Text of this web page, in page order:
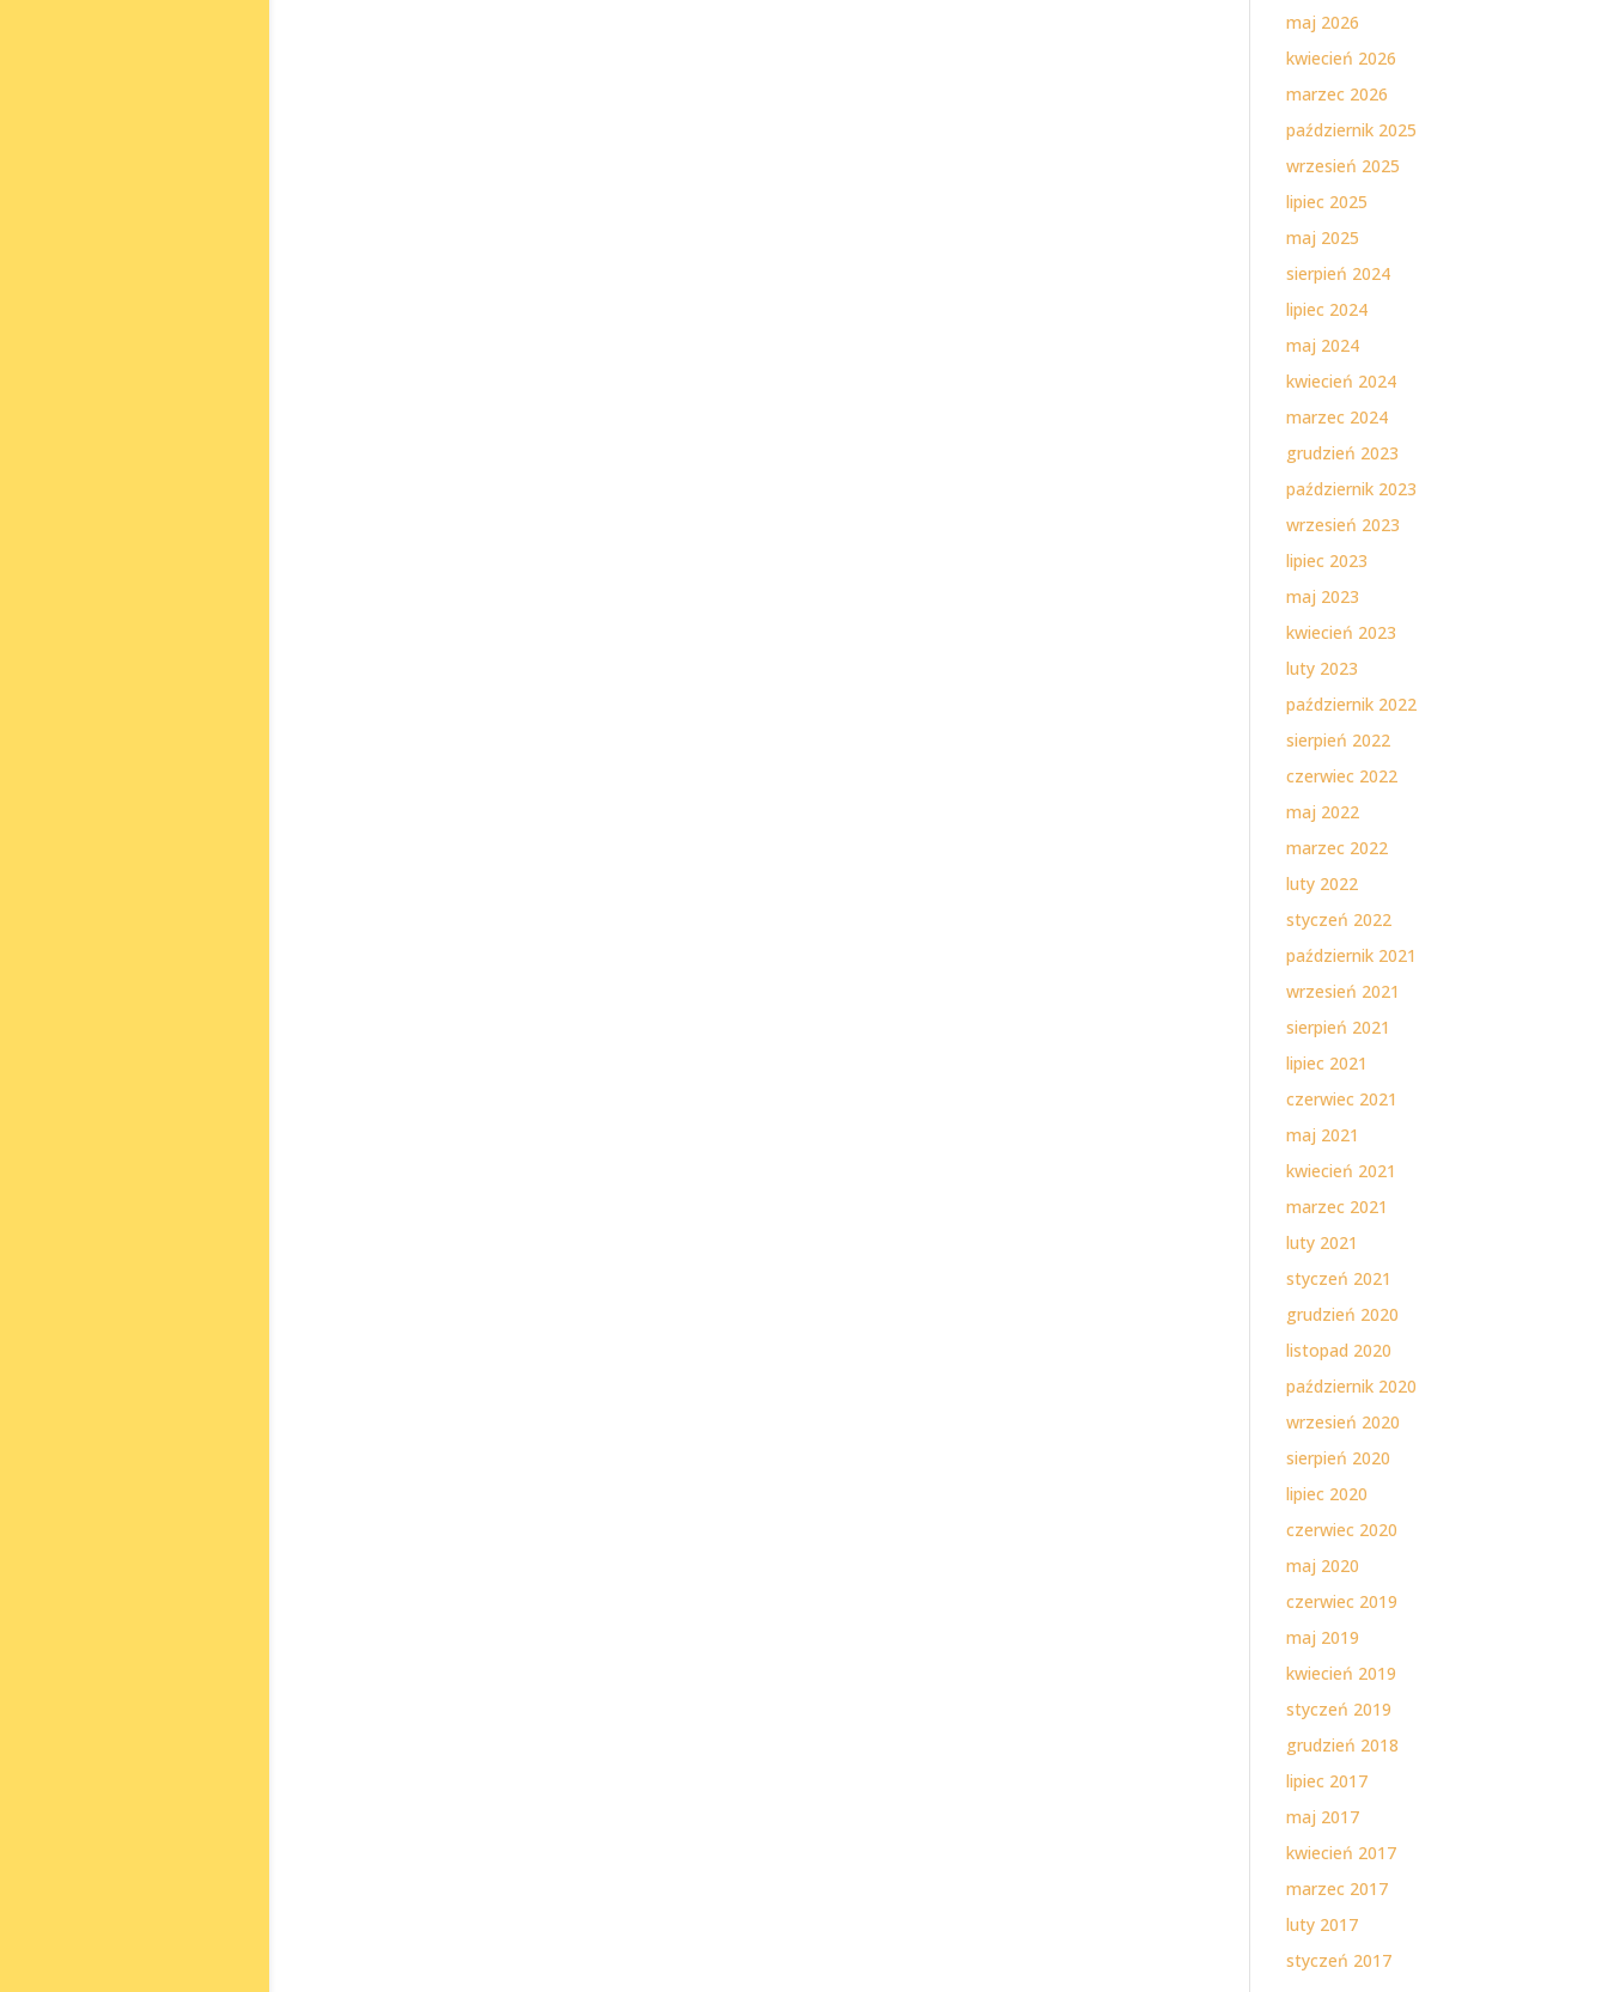
maj 2026
kwiecień 2026
marzec 2026
październik 2025
wrzesień 2025
lipiec 2025
maj 2025
sierpień 2024
lipiec 2024
maj 2024
kwiecień 2024
marzec 2024
grudzień 2023
październik 2023
wrzesień 2023
lipiec 2023
maj 2023
kwiecień 2023
luty 2023
październik 2022
sierpień 2022
czerwiec 2022
maj 2022
marzec 2022
luty 2022
styczeń 2022
październik 2021
wrzesień 2021
sierpień 2021
lipiec 2021
czerwiec 2021
maj 2021
kwiecień 2021
marzec 2021
luty 2021
styczeń 2021
grudzień 2020
listopad 2020
październik 2020
wrzesień 2020
sierpień 2020
lipiec 2020
czerwiec 2020
maj 2020
czerwiec 2019
maj 2019
kwiecień 2019
styczeń 2019
grudzień 2018
lipiec 2017
maj 2017
kwiecień 2017
marzec 2017
luty 2017
styczeń 2017